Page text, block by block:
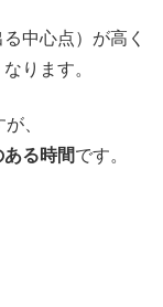
中心点）が高く
ります。
、
る時間です。